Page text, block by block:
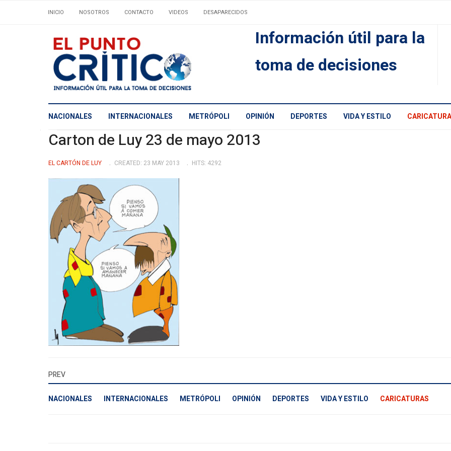
INICIO NOSOTROS CONTACTO VIDEOS DESAPARECIDOS
Información útil para la
toma de decisiones
NACIONALES INTERNACIONALES METRÓPOLI OPINIÓN DEPORTES VIDA Y ESTILO
Carton de Luy 23 de mayo 2013
EL CARTÓN DE LUY CREATED: 23 MAY 2013 HITS: 4292
PREV
NACIONALES INTERNACIONALES METRÓPOLI OPINIÓN DEPORTES VIDA Y ESTILO CARICATURAS